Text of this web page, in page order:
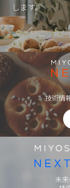
します。
技術情
未